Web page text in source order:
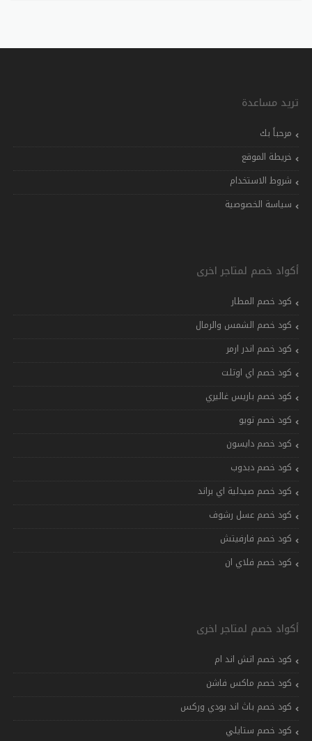
تريد مساعدة
مرحباً بك
خريطة الموقع
شروط الاستخدام
سياسة الخصوصية
أكواد خصم لمتاجر اخرى
كود خصم المطار
كود خصم الشمس والرمال
كود خصم اندر ارمر
كود خصم اي اوتلت
كود خصم باريس غاليري
كود خصم تويو
كود خصم دايسون
كود خصم دبدوب
كود خصم صيدلية اي براند
كود خصم عسل رشوف
كود خصم فارفيتش
كود خصم فلاي ان
أكواد خصم لمتاجر اخرى
كود خصم اتش اند ام
كود خصم ماكس فاشن
كود خصم باث اند بودي وركس
كود خصم ستايلي